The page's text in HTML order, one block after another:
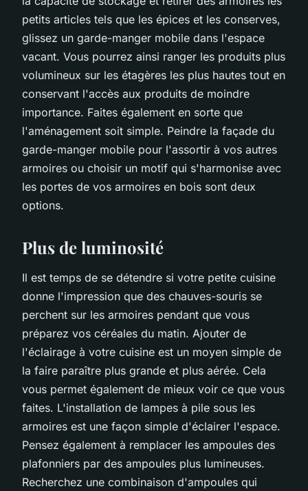
petits articles tels que les épices et les conserves,
glissez un garde-manger mobile dans l'espace
vacant. Vous pourrez ainsi ranger les produits plus
volumineux sur les étagères les plus hautes tout en
conservant l'accès aux produits de moindre
importance. Faites également en sorte que
l'aménagement soit simple. Peindre la façade du
garde-manger mobile pour l'assortir à vos autres
armoires ou choisir un motif qui s'harmonise avec
les portes de vos armoires en bois sont deux
options.
Plus de luminosité
Il est temps de se détendre si votre petite cuisine
donne l'impression que des chauves-souris se
perchent sur les armoires pendant que vous
préparez vos céréales du matin. Ajouter de
l'éclairage à votre cuisine est un moyen simple de
la faire paraître plus grande et plus aérée. Cela
vous permet également de mieux voir ce que vous
faites. L'installation de lampes à pile sous les
armoires est une façon simple d'éclairer l'espace.
Pensez également à remplacer les ampoules des
plafonniers par des ampoules plus lumineuses.
Recherchez une combinaison d'ampoules qui